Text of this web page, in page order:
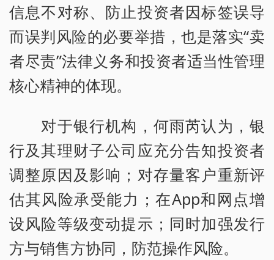
信息不对称、防止投资者因标签误导
而误判风险的必要举措，也是落实“卖
者尽责”法律义务和投资者适当性管理
核心精神的体现。
对于银行机构，何雨芮认为，银
行及其理财子公司应充分告知投资者
调整原因及影响；对存量客户重新评
估其风险承受能力；在App和网点增
设风险等级变动提示；同时加强发行
方与销售方协同，防范操作风险。